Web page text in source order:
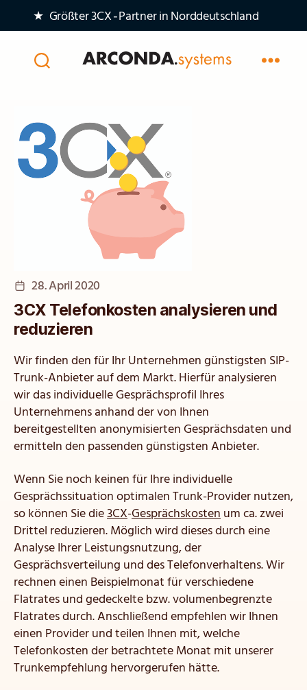
★ Größter 3CX‑Partner in Norddeutschland
Veröffentlichungsdatum
28. April 2020
3CX Telefonkosten analysieren und
reduzieren
Wir finden den für Ihr Unternehmen günstigsten SIP-
Trunk-Anbieter auf dem Markt. Hierfür analysieren
wir das individuelle Gesprächsprofil Ihres
Unternehmens anhand der von Ihnen
bereitgestellten anonymisierten Gesprächsdaten und
ermitteln den passenden günstigsten Anbieter.
Wenn Sie noch keinen für Ihre individuelle
Gesprächssituation optimalen Trunk-Provider nutzen,
so können Sie die3CX-Gesprächskostenum ca. zwei
Drittel reduzieren. Möglich wird dieses durch eine
Analyse Ihrer Leistungsnutzung, der
Gesprächsverteilung und des Telefonverhaltens. Wir
rechnen einen Beispielmonat für verschiedene
Flatrates und gedeckelte bzw. volumenbegrenzte
Flatrates durch. Anschließend empfehlen wir Ihnen
einen Provider und teilen Ihnen mit, welche
Telefonkosten der betrachtete Monat mit unserer
Trunkempfehlung hervorgerufen hätte.